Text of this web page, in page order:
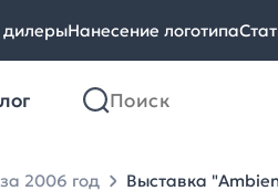
Нанесение логотипа
2006 год Выставка